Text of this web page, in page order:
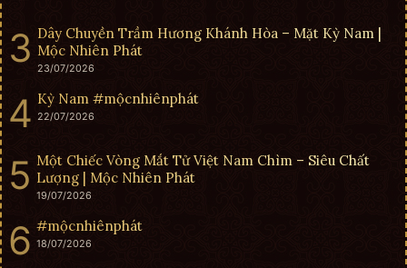
Dây Chuyền Trầm Hương Khánh Hòa – Mặt Kỳ Nam |
Mộc Nhiên Phát
23/07/2026
Kỳ Nam #mộcnhiênphát
22/07/2026
Một Chiếc Vòng Mắt Tử Việt Nam Chìm – Siêu Chất
Lượng | Mộc Nhiên Phát
19/07/2026
#mộcnhiênphát
18/07/2026